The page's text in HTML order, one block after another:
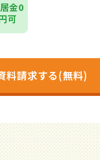
金0
可
料請求する(無料)